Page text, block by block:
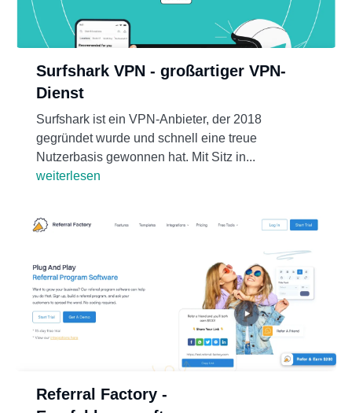
Surfshark VPN - großartiger VPN-
Dienst
Surfshark ist ein VPN-Anbieter, der 2018
gegründet wurde und schnell eine treue
Nutzerbasis gewonnen hat. Mit Sitz in...
weiterlesen
Referral Factory -